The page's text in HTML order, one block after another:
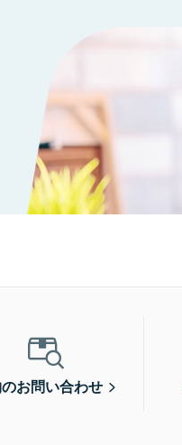
お問い合わせ